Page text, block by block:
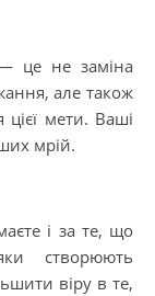
— це не заміна
але також
мети. Ваші
мрій.
і за те, що
створюють
віру в те,